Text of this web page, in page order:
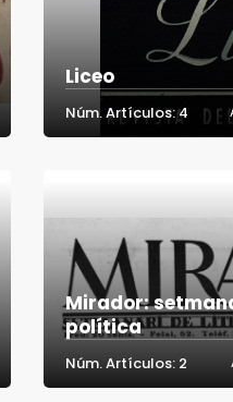
Liceo
Núm. Artículos: 4
Mirador:
política
Núm. Artículos: 2